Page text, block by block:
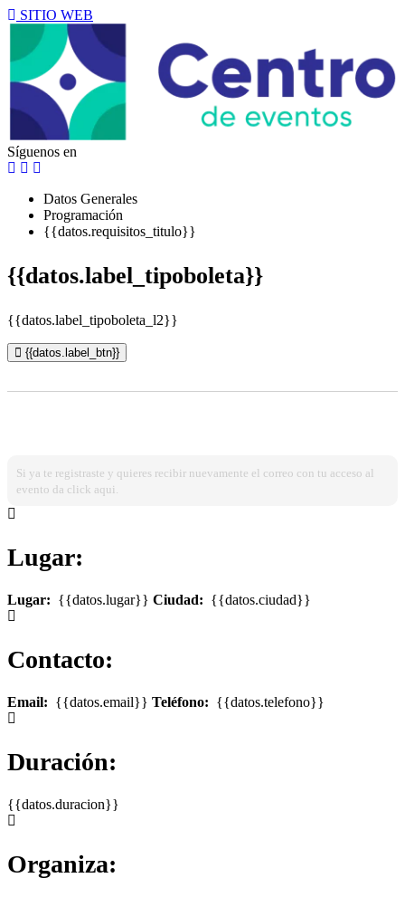
SITIO WEB
Síguenos en
Datos Generales
Programación
{{datos.requisitos_titulo}}
{{datos.label_tipoboleta}}
{{datos.label_tipoboleta_l2}}
{{datos.label_btn}}
Si ya te registraste y quieres recibir nuevamente el correo con tu acceso al
evento da click aqui.
Lugar:
Lugar: {{datos.lugar}} Ciudad: {{datos.ciudad}}
Contacto:
Email: {{datos.email}} Teléfono: {{datos.telefono}}
Duración:
{{datos.duracion}}
Organiza: